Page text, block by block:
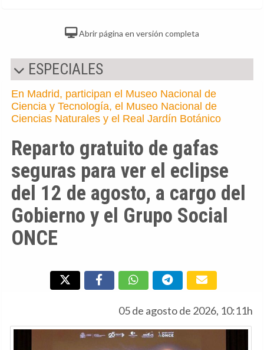
Abrir página en versión completa
ESPECIALES
En Madrid, participan el Museo Nacional de
Ciencia y Tecnología, el Museo Nacional de
Ciencias Naturales y el Real Jardín Botánico
Reparto gratuito de gafas
seguras para ver el eclipse
del 12 de agosto, a cargo del
Gobierno y el Grupo Social
ONCE
05 de agosto de 2026, 10:11h